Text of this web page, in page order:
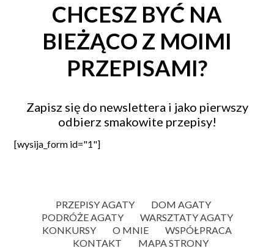
CHCESZ BYĆ NA
BIEŻĄCO Z MOIMI
PRZEPISAMI?
Zapisz się do newslettera i jako pierwszy
odbierz smakowite przepisy!
[wysija_form id="1"]
PRZEPISY AGATY
DOM AGATY
PODRÓŻE AGATY
WARSZTATY AGATY
KONKURSY
O MNIE
WSPÓŁPRACA
KONTAKT
MAPA STRONY